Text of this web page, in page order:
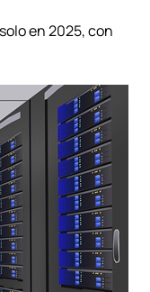
en 2025, con